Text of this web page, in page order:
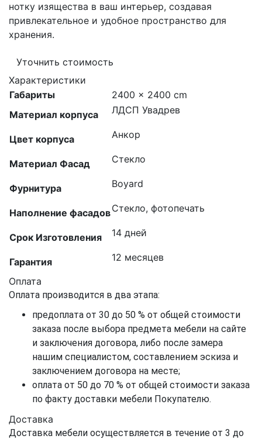
нотку изящества в ваш интерьер, создавая
привлекательное и удобное пространство для
хранения.
Уточнить стоимость
Характеристики
Габариты
2400 × 2400 cm
Материал корпуса
ЛДСП Увадрев
Цвет корпуса Анкор
Материал Фасад Стекло
Фурнитура Boyard
Наполнение фасадовСтекло, фотопечать
Срок Изготовления 14 дней
Гарантия 12 месяцев
Оплата
Оплата производится в два этапа:
предоплата от 30 до 50 % от общей стоимости
заказа после выбора предмета мебели на сайте
и заключения договора, либо после замера
нашим специалистом, составлением эскиза и
заключением договора на месте;
оплата от 50 до 70 % от общей стоимости заказа
по факту доставки мебели Покупателю.
Доставка
Доставка мебели осуществляется в течение от 3 до